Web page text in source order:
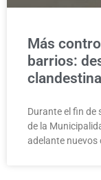
Más
barrios:
Durante el fin de
de la
adelante nuevos